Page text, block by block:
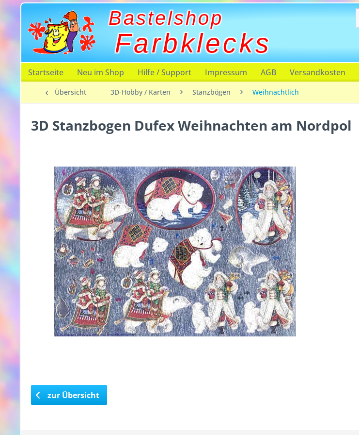
Bastelshop
Farbklecks
Startseite Neu im Shop Hilfe / Support Impressum AGB Versandkosten
Übersicht 3D-Hobby / Karten Stanzbögen Weihnachtlich
3D Stanzbogen Dufex Weihnachten am Nordpol
zur Übersicht